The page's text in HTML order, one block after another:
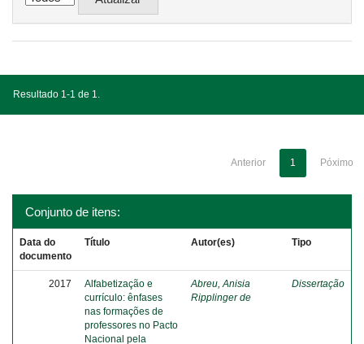
Resultado 1-1 de 1.
Anterior 1 Póximo
Conjunto de itens:
Data do
documento
Título Autor(es) Tipo
2017
Alfabetização e
currículo: ênfases
nas formações de
professores no Pacto
Nacional pela
Abreu, Anisia
Ripplinger de
Dissertação